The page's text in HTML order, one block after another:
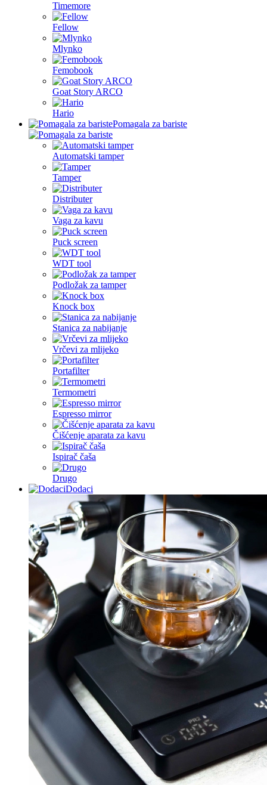
Timemore
Fellow
Mlynko
Femobook
Goat Story ARCO
Hario
Pomagala za bariste
Automatski tamper
Tamper
Distributer
Vaga za kavu
Puck screen
WDT tool
Podložak za tamper
Knock box
Stanica za nabijanje
Vrčevi za mlijeko
Portafilter
Termometri
Espresso mirror
Čišćenje aparata za kavu
Ispirač čaša
Drugo
Dodaci